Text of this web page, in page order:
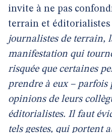
invite à ne pas
terrain et éditorialistes
journalistes de terrain,
manifestation qui
risquée que certaines
prendre à eux – parfois
opinions de leurs
éditorialistes. Il faut
tels gestes, qui portent